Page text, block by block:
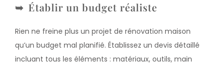
Établir un budget réaliste
Rien ne freine plus un projet de rénovation maison
qu’un budget mal planifié. Établissez un devis détaillé
incluant tous les éléments : matériaux, outils, main